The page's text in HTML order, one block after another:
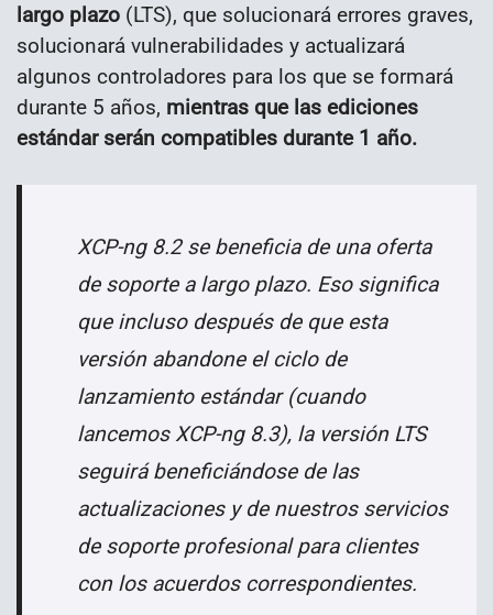
largo plazo (LTS), que solucionará errores graves,
solucionará vulnerabilidades y actualizará
algunos controladores para los que se formará
durante 5 años, mientras que las ediciones
estándar serán compatibles durante 1 año.
XCP-ng 8.2 se beneficia de una oferta
de soporte a largo plazo. Eso significa
que incluso después de que esta
versión abandone el ciclo de
lanzamiento estándar (cuando
lancemos XCP-ng 8.3), la versión LTS
seguirá beneficiándose de las
actualizaciones y de nuestros servicios
de soporte profesional para clientes
con los acuerdos correspondientes.